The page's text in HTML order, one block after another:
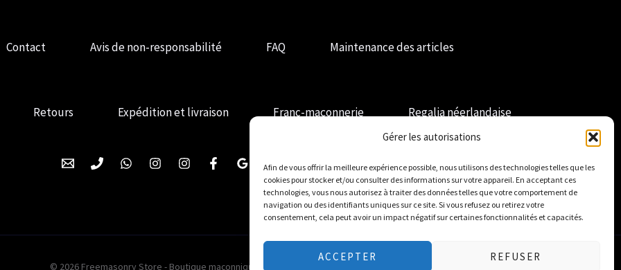
Gérer les autorisations
Afin de vous offrir la meilleure expérience possible, nous utilisons des technologies telles que les
cookies pour stocker et/ou consulter des informations sur votre appareil. En acceptant ces
technologies, vous nous autorisez à traiter des données telles que votre comportement de
navigation ou des identifiants uniques sur ce site. Si vous refusez ou retirez votre
consentement, cela peut avoir un impact négatif sur certaines fonctionnalités et capacités.
ACCEPTER REFUSER
Contact Avis de non-responsabilité FAQ Maintenance des articles
Retours Expédition et livraison Franc-maçonnerie Regalia néerlandaise
© 2026 Freemasonry Store - Boutique maçonnique.